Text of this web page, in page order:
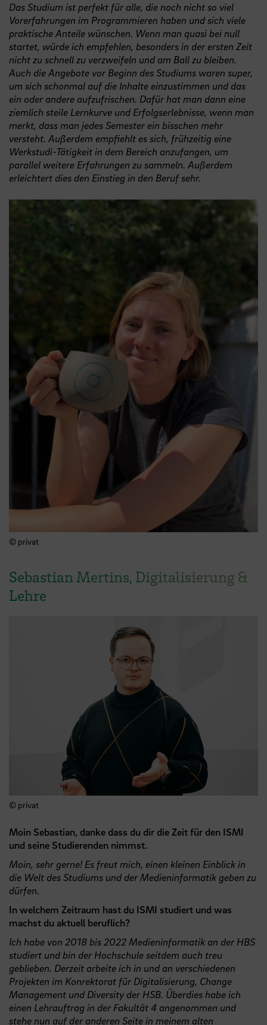
© privat
Das Studium ist perfekt für alle, die noch nicht so viel
Vorerfahrungen im Programmieren haben und sich viele
praktische Anteile wünschen. Wenn man quasi bei null
startet, würde ich empfehlen, besonders in der ersten Zeit
nicht zu schnell zu verzweifeln und am Ball zu bleiben.
Auch die Angebote vor Beginn des Studiums waren super,
um sich schonmal auf die Inhalte einzustimmen und das
ein oder andere aufzufrischen. Dafür hat man dann eine
ziemlich steile Lernkurve und Erfolgserlebnisse, wenn man
merkt, dass man jedes Semester ein bisschen mehr
versteht. Außerdem empfiehlt es sich, frühzeitig eine
Werkstudi-Tätigkeit in dem Bereich anzufangen, um
parallel weitere Erfahrungen zu sammeln. Außerdem
erleichtert dies den Einstieg in den Beruf sehr.
Sebastian Mertins, Digitalisierung &
Lehre
© privat
Moin Sebastian, danke dass du dir die Zeit für den ISMI
und seine Studierenden nimmst.
Moin, sehr gerne! Es freut mich, einen kleinen Einblick in
die Welt des Studiums und der Medieninformatik geben zu
dürfen.
In welchem Zeitraum hast du ISMI studiert und was
machst du aktuell beruflich?
Ich habe von 2018 bis 2022 Medieninformatik an der HBS
studiert und bin der Hochschule seitdem auch treu
geblieben. Derzeit arbeite ich in und an verschiedenen
Projekten im Konrektorat für Digitalisierung, Change
Management und Diversity der HSB. Überdies habe ich
einen Lehrauftrag in der Fakultät 4 angenommen und
stehe nun auf der anderen Seite in meinem alten